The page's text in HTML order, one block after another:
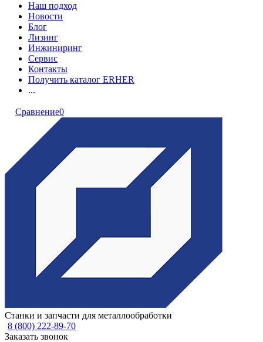
Наш подход
Новости
Блог
Лизинг
Инжиниринг
Сервис
Контакты
Получить каталог ERHER
...
Сравнение0
Станки и запчасти для металлообработки
8 (800) 222-89-70
Заказать звонок